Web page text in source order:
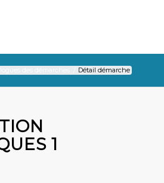
Détail démarche
1